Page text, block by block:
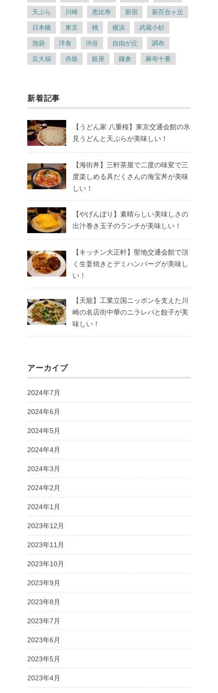
天ぷら 川崎 恵比寿 新宿 新百合ヶ丘
日本橋 東京 桃 横浜 武蔵小杉
池袋 洋食 渋谷 自由が丘 調布
豆大福 赤坂 銀座 鎌倉 麻布十番
新着記事
【うどん家 八重桜】東京交通会館の氷
見うどんと天ぷらが美味しい！
【海街丼】三軒茶屋で二度の味変で三
度楽しめる具だくさんの海宝丼が美味
しい！
【やげんぼり】素晴らしい美味しさの
出汁巻き玉子のランチが美味しい！
【キッチン大正軒】聖地交通会館で頂
く生姜焼きとデミハンバーグが美味し
い！
【天龍】工業立国ニッポンを支えた川
崎の名店街中華のニラレバと餃子が美
味しい！
アーカイブ
2024年7月
2024年6月
2024年5月
2024年4月
2024年3月
2024年2月
2024年1月
2023年12月
2023年11月
2023年10月
2023年9月
2023年8月
2023年7月
2023年6月
2023年5月
2023年4月